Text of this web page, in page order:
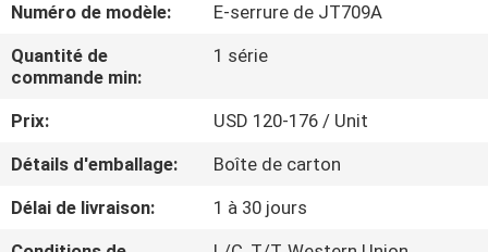
SHOW
SUJET
DE
NOUS
Numéro de modèle:
E-serrure de JT709A
Quantité de
commande min:
1 série
Prix:
USD 120-176 / Unit
Détails d'emballage:
Boîte de carton
Délai de livraison:
1 à 30 jours